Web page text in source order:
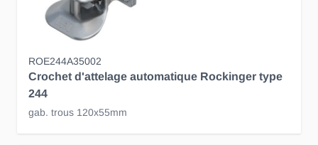
ROE244A35002
Crochet d'attelage automatique Rockinger type
244
gab. trous 120x55mm